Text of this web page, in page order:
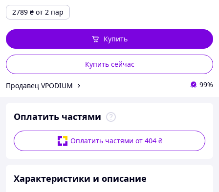
2789 ₴ от 2 пар
Купить сейчас
Купить
Продавец VPODIUM 99%
Оплатить частями
Оплатить частями от 404 ₴
Характеристики и описание